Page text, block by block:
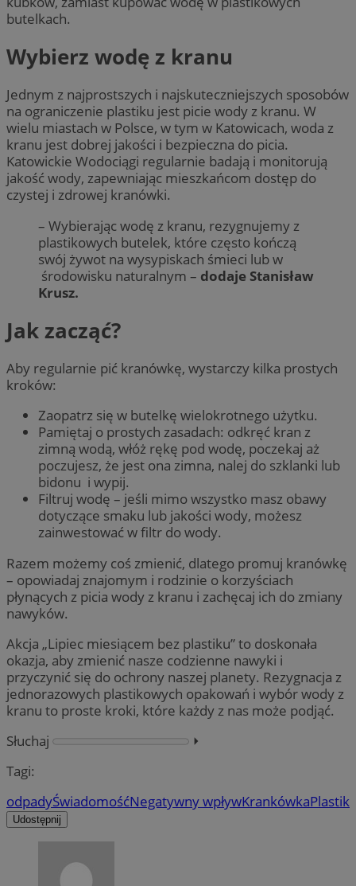
butelkach.
Wybierz wodę z kranu
Jednym z najprostszych i najskuteczniejszych sposobów
na ograniczenie plastiku jest picie wody z kranu. W
wielu miastach w Polsce, w tym w Katowicach, woda z
kranu jest dobrej jakości i bezpieczna do picia.
Katowickie Wodociągi regularnie badają i monitorują
jakość wody, zapewniając mieszkańcom dostęp do
czystej i zdrowej kranówki.
– Wybierając wodę z kranu, rezygnujemy z
plastikowych butelek, które często kończą
swój żywot na wysypiskach śmieci lub w
środowisku naturalnym – dodaje Stanisław
Krusz.
Jak zacząć?
Aby regularnie pić kranówkę, wystarczy kilka prostych
kroków:
Zaopatrz się w butelkę wielokrotnego użytku.
Pamiętaj o prostych zasadach: odkręć kran z
zimną wodą, włóż rękę pod wodę, poczekaj aż
poczujesz, że jest ona zimna, nalej do szklanki lub
bidonu i wypij.
Filtruj wodę – jeśli mimo wszystko masz obawy
dotyczące smaku lub jakości wody, możesz
zainwestować w filtr do wody.
Razem możemy coś zmienić, dlatego promuj kranówkę
– opowiadaj znajomym i rodzinie o korzyściach
płynących z picia wody z kranu i zachęcaj ich do zmiany
nawyków.
Akcja „Lipiec miesiącem bez plastiku” to doskonała
okazja, aby zmienić nasze codzienne nawyki i
przyczynić się do ochrony naszej planety. Rezygnacja z
jednorazowych plastikowych opakowań i wybór wody z
kranu to proste kroki, które każdy z nas może podjąć.
Słuchaj
⏵︎
Tagi:
odpadyŚwiadomośćNegatywny wpływKrankówkaPlastik
Udostępnij